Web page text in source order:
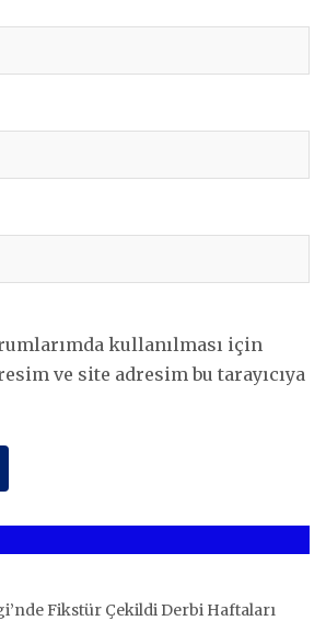
kullanılması için
ve site adresim bu tarayıcıya
Fikstür Çekildi Derbi Haftaları